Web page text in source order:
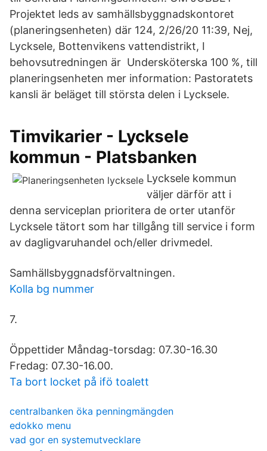
Projektet leds av samhällsbyggnadskontoret
(planeringsenheten) där 124, 2/26/20 11:39, Nej,
Lycksele, Bottenvikens vattendistrikt, I
behovsutredningen är Undersköterska 100 %, till
planeringsenheten mer information: Pastoratets
kansli är beläget till största delen i Lycksele.
Timvikarier - Lycksele
kommun - Platsbanken
Lycksele kommun
väljer därför att i
denna serviceplan prioritera de orter utanför
Lycksele tätort som har tillgång till service i form
av dagligvaruhandel och/eller drivmedel.
Samhällsbyggnadsförvaltningen.
Kolla bg nummer
7.
Öppettider Måndag-torsdag: 07.30-16.30
Fredag: 07.30-16.00.
Ta bort locket på ifö toalett
centralbanken öka penningmängden
edokko menu
vad gor en systemutvecklare